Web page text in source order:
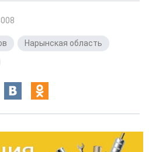
Нарынская область